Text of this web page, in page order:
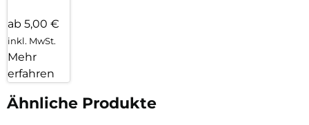
ab 5,00 €
inkl. MwSt.
Mehr
erfahren
Ähnliche Produkte